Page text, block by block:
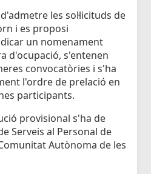
les sol·licituds de
i es proposi
un nomenament
d'ocupació, s'entenen
convocatòries i s'ha
l'ordre de prelació en
participants.
provisional s'ha de
Serveis al Personal de
Autònoma de les